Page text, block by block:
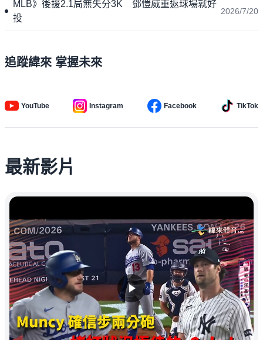
MLB》後援2.1局無失分3K 鄧愷威重返球場就好
投
2026/7/20
追蹤緯來 掌握未來
YouTube Instagram Facebook TikTok
最新影片